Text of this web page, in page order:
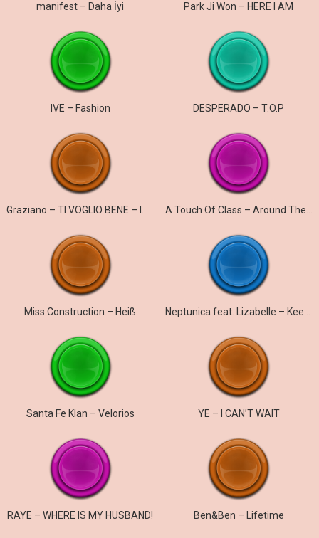
manifest – Daha İyi Park Ji Won – HERE I AM
IVE – Fashion DESPERADO – T.O.P
Miss Construction – Heiß
Santa Fe Klan – Velorios YE – I CAN’T WAIT
RAYE – WHERE IS MY HUSBAND! Ben&Ben – Lifetime